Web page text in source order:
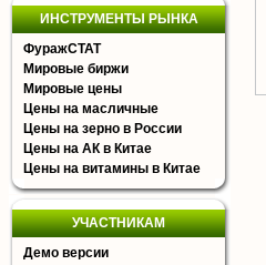
ИНСТРУМЕНТЫ РЫНКА
ФуражСТАТ
Мировые биржи
Мировые цены
Цены на масличные
Цены на зерно в России
Цены на АК в Китае
Цены на витамины в Китае
УЧАСТНИКАМ
Демо версии